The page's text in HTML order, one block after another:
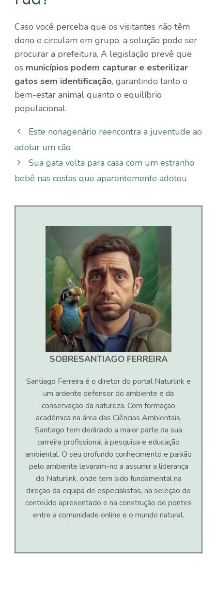
Caso você perceba que os visitantes não têm
dono e circulam em grupo, a solução pode ser
procurar a prefeitura. A legislação prevê que
os municípios podem capturar e esterilizar
gatos sem identificação, garantindo tanto o
bem-estar animal quanto o equilíbrio
populacional.
Este nonagenário reencontra a juventude ao
adotar um cão
Sua gata volta para casa com um estranho
bebê nas costas que aparentemente adotou
SOBRESANTIAGO FERREIRA
Santiago Ferreira é o diretor do portal Naturlink e
um ardente defensor do ambiente e da
conservação da natureza. Com formação
académica na área das Ciências Ambientais,
Santiago tem dedicado a maior parte da sua
carreira profissional à pesquisa e educação
ambiental. O seu profundo conhecimento e paixão
pelo ambiente levaram-no a assumir a liderança
do Naturlink, onde tem sido fundamental na
direção da equipa de especialistas, na seleção do
conteúdo apresentado e na construção de pontes
entre a comunidade online e o mundo natural.